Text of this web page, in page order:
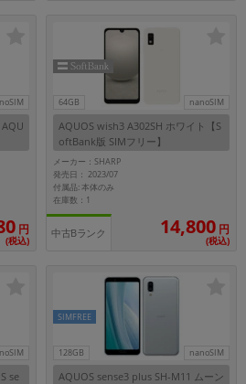
円
(税込)
64GB nanoSIM
AQUOS wish3 A302SH ホワイト【S
oftBank版 SIMフリー】
メーカー：SHARP
発売日： 2023/07
付属品: 本体のみ
在庫数：1
中古Bランク 14,800 円
(税込)
se
128GB nanoSIM
SIMFREE
AQUOS sense3 plus SH-M11 ムーン